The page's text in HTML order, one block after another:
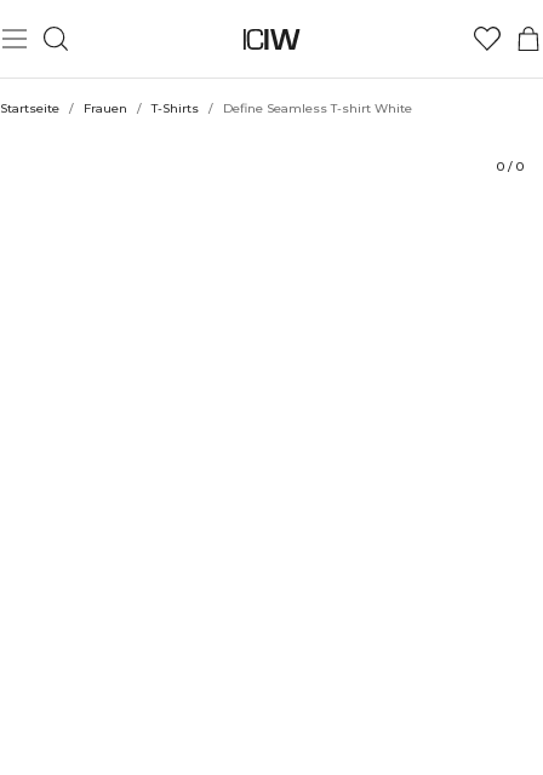
Startseite / Frauen / T-Shirts / Define Seamless T-shirt White
0 / 0